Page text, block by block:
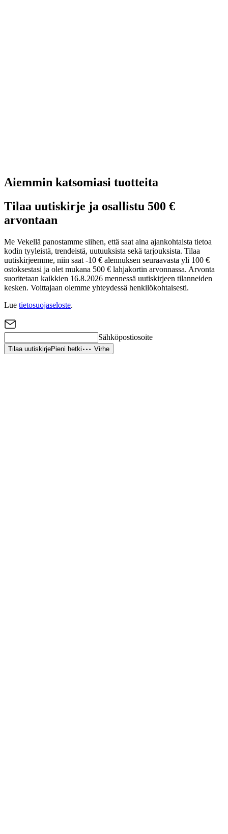
Aiemmin katsomiasi tuotteita
Tilaa uutiskirje ja osallistu 500 €
arvontaan
Me Vekellä panostamme siihen, että saat aina ajankohtaista tietoa
kodin tyyleistä, trendeistä, uutuuksista sekä tarjouksista. Tilaa
uutiskirjeemme, niin saat -10 € alennuksen seuraavasta yli 100 €
ostoksestasi ja olet mukana 500 € lahjakortin arvonnassa. Arvonta
suoritetaan kaikkien 16.8.2026 mennessä uutiskirjeen tilanneiden
kesken. Voittajaan olemme yhteydessä henkilökohtaisesti.
Lue tietosuojaseloste.
Sähköpostiosoite
Tilaa uutiskirjePieni hetki Virhe